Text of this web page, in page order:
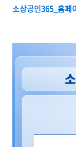
소상공인365_ 홈페